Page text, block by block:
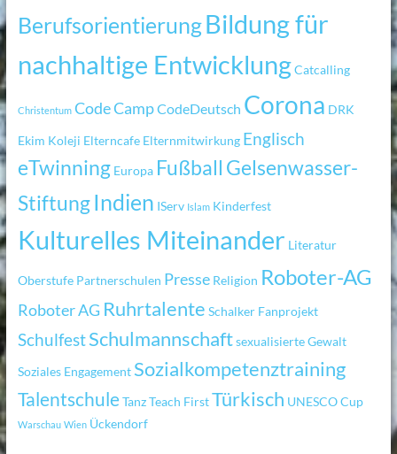
BerufsorientierungBildung für
nachhaltige EntwicklungCatcalling
Christentum Code CampCodeDeutsch Corona DRK
Ekim Koleji Elterncafe Elternmitwirkung Englisch
eTwinning Europa Fußball Gelsenwasser-
StiftungIndien IServ Islam Kinderfest
Kulturelles Miteinander Literatur
Oberstufe Partnerschulen Presse Religion Roboter-AG
Roboter AG Ruhrtalente Schalker Fanprojekt
SchulfestSchulmannschaftsexualisierte Gewalt
Soziales Engagement Sozialkompetenztraining
TalentschuleTanzTeach FirstTürkisch UNESCO Cup
Warschau Wien Ückendorf